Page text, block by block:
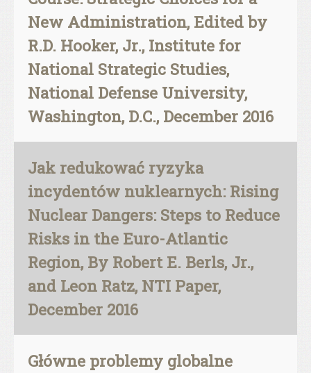
New Administration, Edited by
R.D. Hooker, Jr., Institute for
National Strategic Studies,
National Defense University,
Washington, D.C., December 2016
Jak redukować ryzyka
incydentów nuklearnych: Rising
Nuclear Dangers: Steps to Reduce
Risks in the Euro-Atlantic
Region, By Robert E. Berls, Jr.,
and Leon Ratz, NTI Paper,
December 2016
Główne problemy globalne